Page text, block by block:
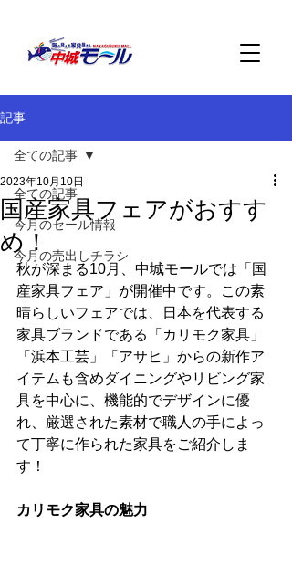
記事
全ての記事
今月のセール情報
今月の売出しチラシ
全ての記事
国産家具フェアがおすす
め！
2023年10月10日
秋が深まる10月、中城モールでは「国
産家具フェア」が開催中です。この素
晴らしいフェアでは、日本を代表する
家具ブランドである「カリモク家具」
「浜本工芸」「アサヒ」からの新作ア
イテムも含めダイニングやリビング家
具を中心に、機能的でデザインに優
れ、厳選された素材で職人の手によっ
て丁寧に作られた家具をご紹介しま
す！
カリモク家具の魅力